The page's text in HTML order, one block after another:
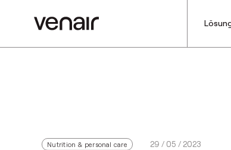
Nutrition & personal care 29 / 05 / 2023